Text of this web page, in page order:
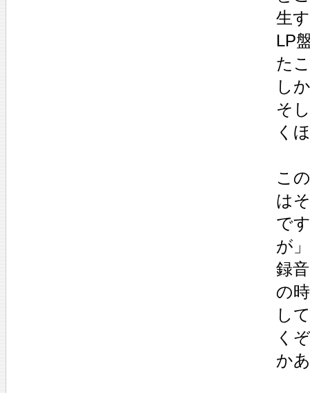
生
LP
た
し
そ
く
こ
は
で
が
録
の
し
く
か